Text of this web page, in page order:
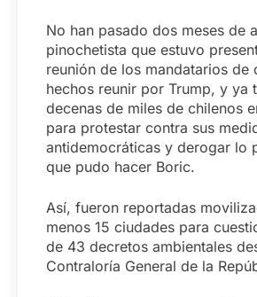
No han pasado dos meses de
pinochetista que estuvo
reunión de los mandatarios de
hechos reunir por Trump, y ya
decenas de miles de chilenos
para protestar contra sus
antidemocráticas y derogar lo
que pudo hacer Boric.
Así, fueron reportadas
menos 15 ciudades para
de 43 decretos ambientales
Contraloría General de la